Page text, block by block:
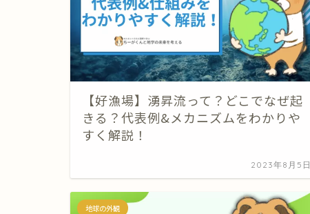
【好漁場】湧昇流って？どこでなぜ起
きる？代表例&メカニズムをわかりや
すく解説！
2023年8月5日
地球の外観